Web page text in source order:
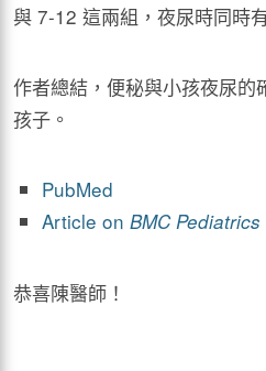
與 7-12 這兩組，夜尿時同時
作者總結，便秘與小孩夜尿
孩子。
PubMed
Article on BMC Pediatrics
恭喜陳醫師！